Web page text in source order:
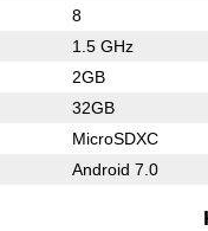
8
1.5 GHz
2GB
32GB
MicroSDXC
Android 7.0